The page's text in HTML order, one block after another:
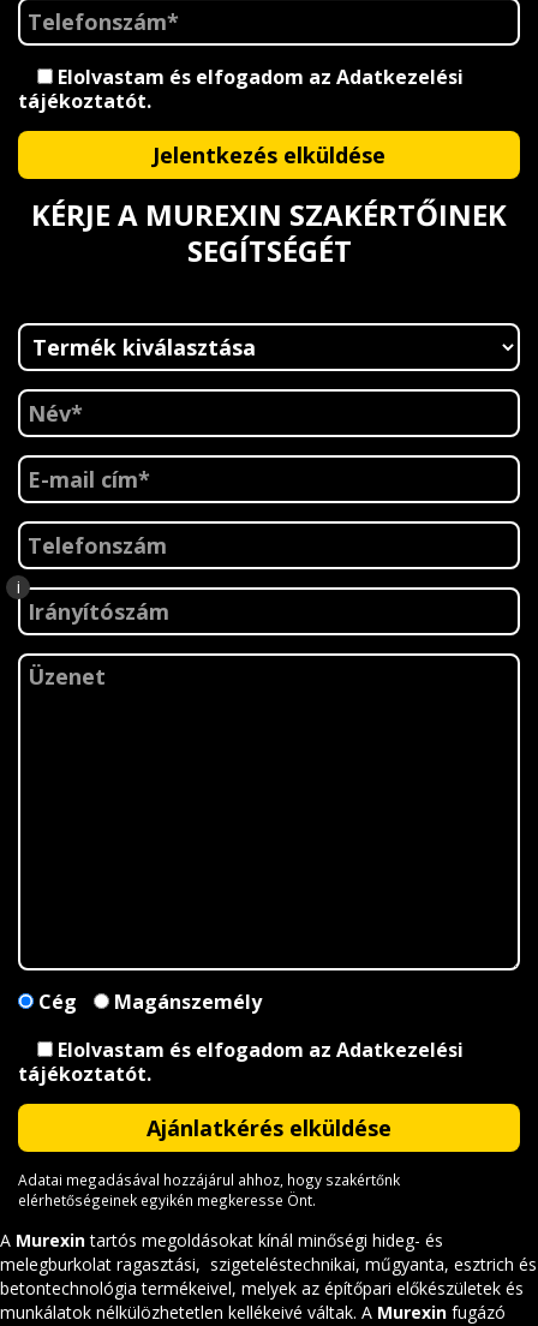
Elolvastam és elfogadom az Adatkezelési
tájékoztatót.
KÉRJE A MUREXIN SZAKÉRTŐINEK
SEGÍTSÉGÉT
i
Cég
Magánszemély
Elolvastam és elfogadom az Adatkezelési
tájékoztatót.
Adatai megadásával hozzájárul ahhoz, hogy szakértőnk
elérhetőségeinek egyikén megkeresse Önt.
A Murexintartós megoldásokat kínál minőségi hideg- és
melegburkolat ragasztási, szigeteléstechnikai, műgyanta, esztrich és
betontechnológia termékeivel, melyek az építőpari előkészületek és
munkálatok nélkülözhetetlen kellékeivé váltak. A Murexin fugázó